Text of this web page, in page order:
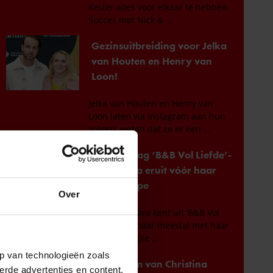
Over
van technologieën zoals
advertenties en content,